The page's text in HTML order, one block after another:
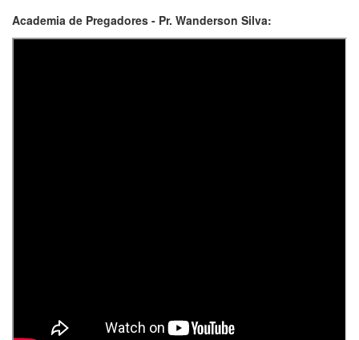
Academia de Pregadores - Pr. Wanderson Silva: